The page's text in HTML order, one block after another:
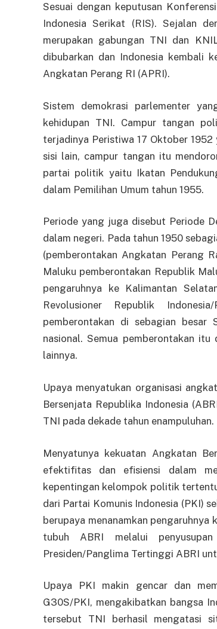
Sesuai dengan keputusan
Indonesia Serikat (RIS). Sejalan
merupakan gabungan TNI dan
dibubarkan dan Indonesia kembali
Angkatan Perang RI (APRI).
Sistem demokrasi parlementer
kehidupan TNI. Campur tangan
terjadinya Peristiwa 17 Oktober
sisi lain, campur tangan itu
partai politik yaitu Ikatan
dalam Pemilihan Umum tahun 1955.
Periode yang juga disebut Periode
dalam negeri. Pada tahun 1950
(pemberontakan Angkatan Perang
Maluku pemberontakan Republik
pengaruhnya ke Kalimantan
Revolusioner Republik
pemberontakan di sebagian besar
nasional. Semua pemberontakan
lainnya.
Upaya menyatukan organisasi
Bersenjata Republika Indonesia
TNI pada dekade tahun enampuluhan.
Menyatunya kekuatan Angkatan
efektifitas dan efisiensi dalam
kepentingan kelompok politik
dari Partai Komunis Indonesia (PKI)
berupaya menanamkan
tubuh ABRI melalui
Presiden/Panglima Tertinggi ABRI
Upaya PKI makin gencar dan
G30S/PKI, mengakibatkan bangsa
tersebut TNI berhasil mengatasi